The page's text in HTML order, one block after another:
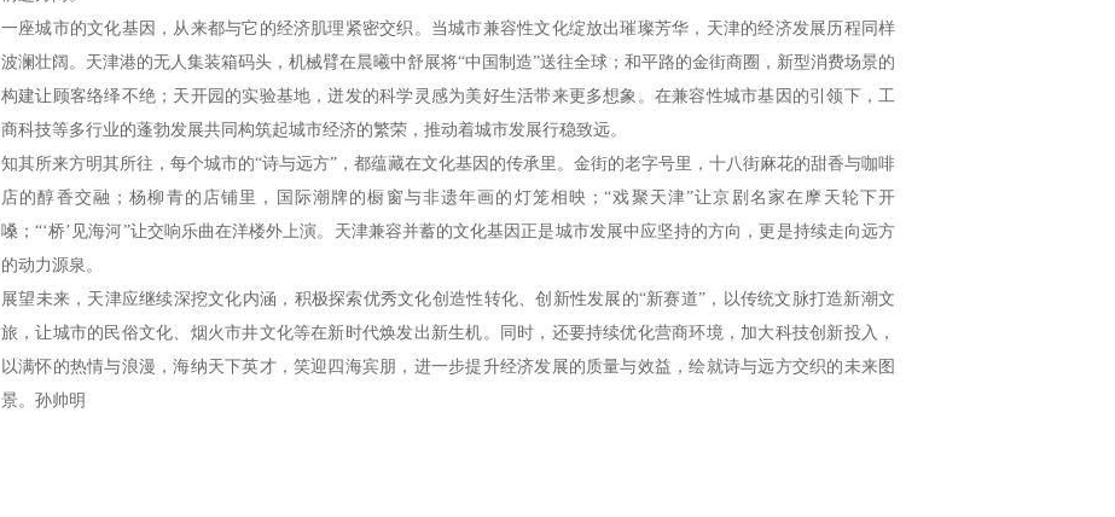
一座城市的文化基因，从来都与它的经济肌理紧密交织。当城市兼容性文化绽放出璀璨芳华，天津的经济发展历程同样
波澜壮阔。天津港的无人集装箱码头，机械臂在晨曦中舒展将“中国制造”送往全球；和平路的金街商圈，新型消费场景的
构建让顾客络绎不绝；天开园的实验基地，迸发的科学灵感为美好生活带来更多想象。在兼容性城市基因的引领下，工
商科技等多行业的蓬勃发展共同构筑起城市经济的繁荣，推动着城市发展行稳致远。
知其所来方明其所往，每个城市的“诗与远方”，都蕴藏在文化基因的传承里。金街的老字号里，十八街麻花的甜香与咖啡
店的醇香交融；杨柳青的店铺里，国际潮牌的橱窗与非遗年画的灯笼相映；“戏聚天津”让京剧名家在摩天轮下开
嗓；“‘桥’见海河”让交响乐曲在洋楼外上演。天津兼容并蓄的文化基因正是城市发展中应坚持的方向，更是持续走向远方
的动力源泉。
展望未来，天津应继续深挖文化内涵，积极探索优秀文化创造性转化、创新性发展的“新赛道”，以传统文脉打造新潮文
旅，让城市的民俗文化、烟火市井文化等在新时代焕发出新生机。同时，还要持续优化营商环境，加大科技创新投入，
以满怀的热情与浪漫，海纳天下英才，笑迎四海宾朋，进一步提升经济发展的质量与效益，绘就诗与远方交织的未来图
景。孙帅明